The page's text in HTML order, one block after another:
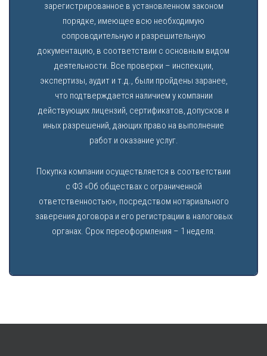
зарегистрированное в установленном законом
порядке, имеющее всю необходимую
сопроводительную и разрешительную
документацию, в соответствии с основным видом
деятельности. Все проверки – инспекции,
экспертизы, аудит и т.д., были пройдены заранее,
что подтверждается наличием у компании
действующих лицензий, сертификатов, допусков и
иных разрешений, дающих право на выполнение
работ и оказание услуг.
Покупка компании осуществляется в соответствии
с ФЗ «Об обществах с ограниченной
ответственностью», посредством нотариального
заверения договора и его регистрации в налоговых
органах. Срок переоформления – 1 неделя.